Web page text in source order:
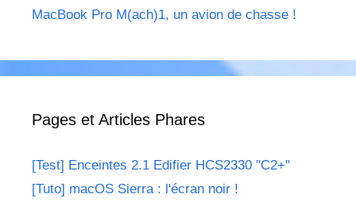
MacBook Pro M(ach)1, un avion de chasse !
Pages et Articles Phares
[Test] Enceintes 2.1 Edifier HCS2330 "C2+"
[Tuto] macOS Sierra : l'écran noir !